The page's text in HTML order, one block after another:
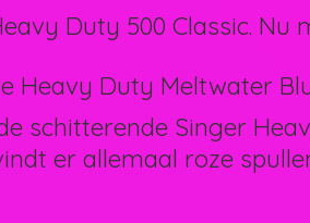
Duty 500 Classic.
Heavy Duty Meltwater
schitterende Singer
er allemaal roze